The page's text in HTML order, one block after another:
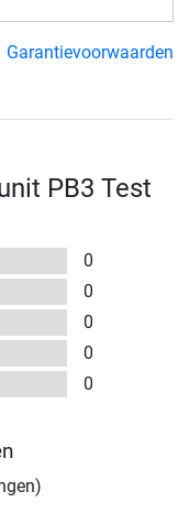
Garantievoorwaarden
PB3 Test
0
0
0
0
0